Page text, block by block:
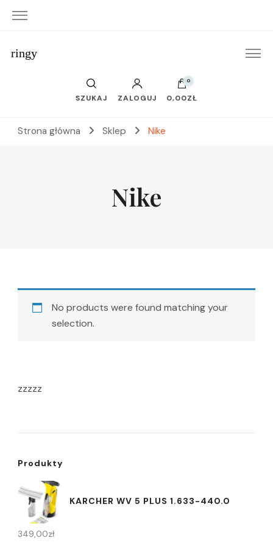
ringy
SZUKAJ ZALOGUJ
0
0,00ZŁ
Strona główna Sklep Nike
Nike
No products were found matching your
selection.
zzzzz
Produkty
KARCHER WV 5 PLUS 1.633-440.0
349,00zł